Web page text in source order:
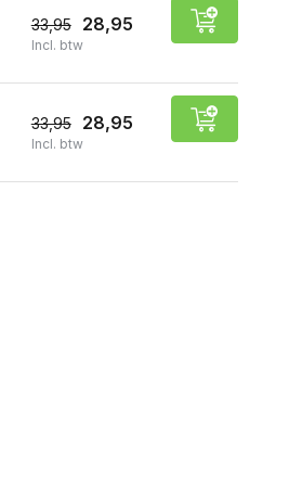
33,95 28,95
Incl. btw
33,95 28,95
Incl. btw